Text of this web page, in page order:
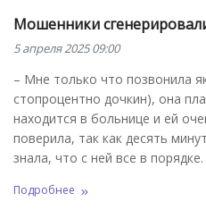
Мошенники
5 апреля 2025 09:00
– Мне только что позвонила
стопроцентно дочкин), она
находится в больнице и ей
поверила, так как десять
знала, что с ней все в порядке.
Подробнее